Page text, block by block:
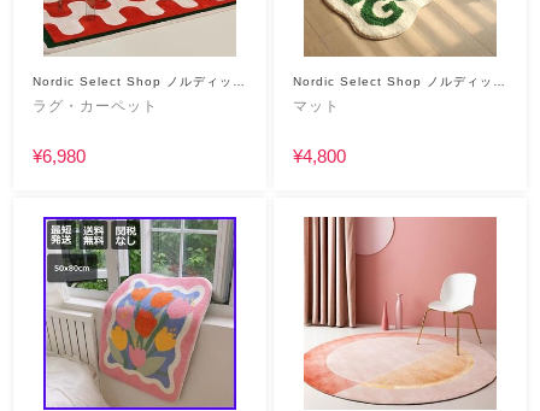
Nordic Select Shop ノルディック
セレクトショップ
ラグ・カーペット
¥6,980
Nordic Select Shop ノルディック
セレクトショップ
マット
¥4,800